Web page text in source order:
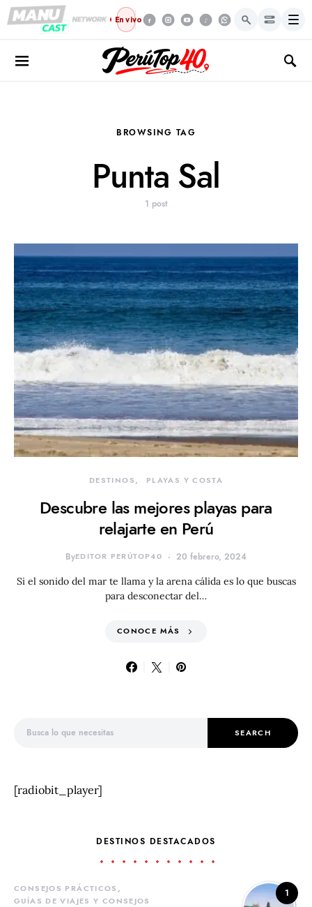
En vivo Menú
BROWSING TAG
Punta Sal
1 post
DESTINOS PLAYAS Y COSTA
Descubre las mejores playas para
relajarte en Perú
ByEDITOR PERÚTOP40 20 febrero, 2024
Si el sonido del mar te llama y la arena cálida es lo que buscas
para desconectar del…
CONOCE MÁS
SEARCH
[radiobit_player]
DESTINOS DESTACADOS
1
CONSEJOS PRÁCTICOS
GUÍAS DE VIAJES Y CONSEJOS